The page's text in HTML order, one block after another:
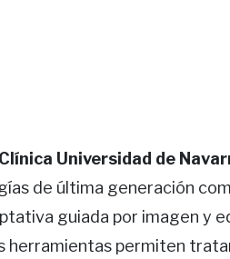
Clínica Universidad de
de última generación
guiada por imagen y
herramientas permiten